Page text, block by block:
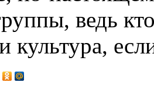
ведь
культура,